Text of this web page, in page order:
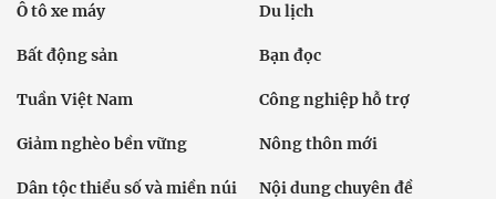
Ô tô xe máy Du lịch
Bất động sản Bạn đọc
Tuần Việt Nam Công nghiệp hỗ trợ
Giảm nghèo bền vững Nông thôn mới
Dân tộc thiểu số và miền núi Nội dung chuyên đề